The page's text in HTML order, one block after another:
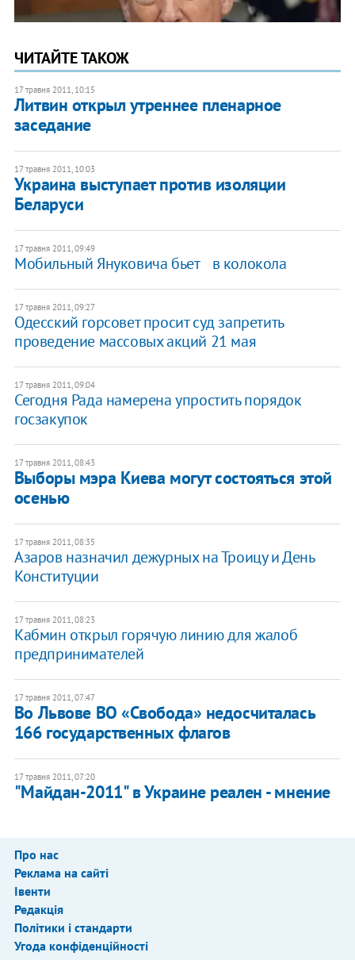
ЧИТАЙТЕ ТАКОЖ
17 травня 2011, 10:15
Литвин открыл утреннее пленарное
заседание
17 травня 2011, 10:03
Украина выступает против изоляции
Беларуси
17 травня 2011, 09:49
Мобильный Януковича бьет в колокола
17 травня 2011, 09:27
Одесский горсовет просит суд запретить
проведение массовых акций 21 мая
17 травня 2011, 09:04
Сегодня Рада намерена упростить порядок
госзакупок
17 травня 2011, 08:43
Выборы мэра Киева могут состояться этой
осенью
17 травня 2011, 08:35
Азаров назначил дежурных на Троицу и День
Конституции
17 травня 2011, 08:23
Кабмин открыл горячую линию для жалоб
предпринимателей
17 травня 2011, 07:47
Во Львове ВО «Свобода» недосчиталась
166 государственных флагов
17 травня 2011, 07:20
"Майдан-2011" в Украине реален - мнение
Про нас
Реклама на сайті
Івенти
Редакція
Політики і стандарти
Угода конфіденційності